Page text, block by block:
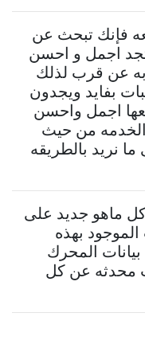
فإنك تبحث عن
اجمل و احسن
عن قرب لذلك
بفايد ويجدون
اجمل واحسن
من حيث
نريد بالطريقه
ماهو جديد على
بهذه
المحرك
محدثه عن كل